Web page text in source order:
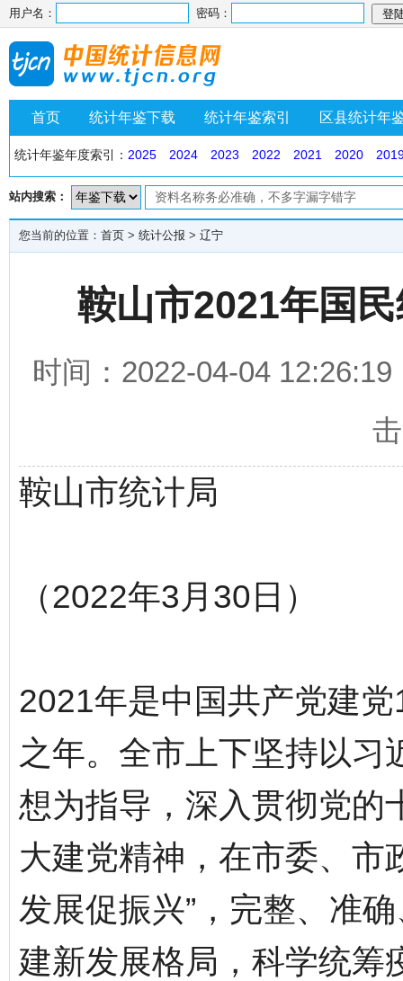
用户名： 密码：
首页 统计年鉴下载 统计年鉴索引 区县统计年
统计年鉴年度索引： 2025 2024 2023 2022 2021 2020
站内搜索：
您当前的位置： 首页 > 统计公报 > 辽宁
鞍山市2021年国
时间：2022-04-04
鞍山市统计局
（2022年3月30日）
2021年是中国共产党建
之年。全市上下坚持以习
想为指导，深入贯彻党的
大建党精神，在市委、市
发展促振兴”，完整、准
建新发展格局，科学统筹